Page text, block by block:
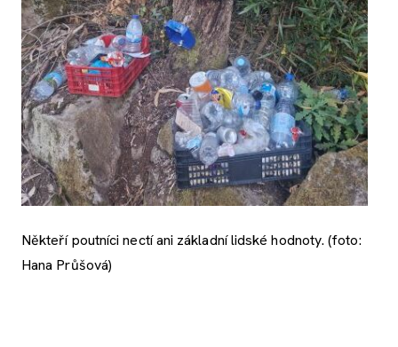
Někteří poutníci nectí ani základní lidské hodnoty. (foto:
Hana Průšová)